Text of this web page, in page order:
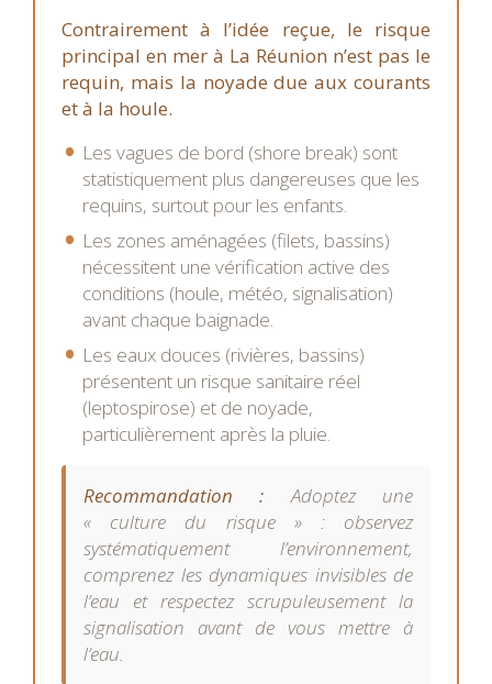
Contrairement à l’idée reçue, le risque
principal en mer à La Réunion n’est pas le
requin, mais la noyade due aux courants
et à la houle.
Les vagues de bord (shore break) sont
statistiquement plus dangereuses que les
requins, surtout pour les enfants.
Les zones aménagées (filets, bassins)
nécessitent une vérification active des
conditions (houle, météo, signalisation)
avant chaque baignade.
Les eaux douces (rivières, bassins)
présentent un risque sanitaire réel
(leptospirose) et de noyade,
particulièrement après la pluie.
Recommandation : Adoptez une
« culture du risque » : observez
systématiquement l’environnement,
comprenez les dynamiques invisibles de
l’eau et respectez scrupuleusement la
signalisation avant de vous mettre à
l’eau.